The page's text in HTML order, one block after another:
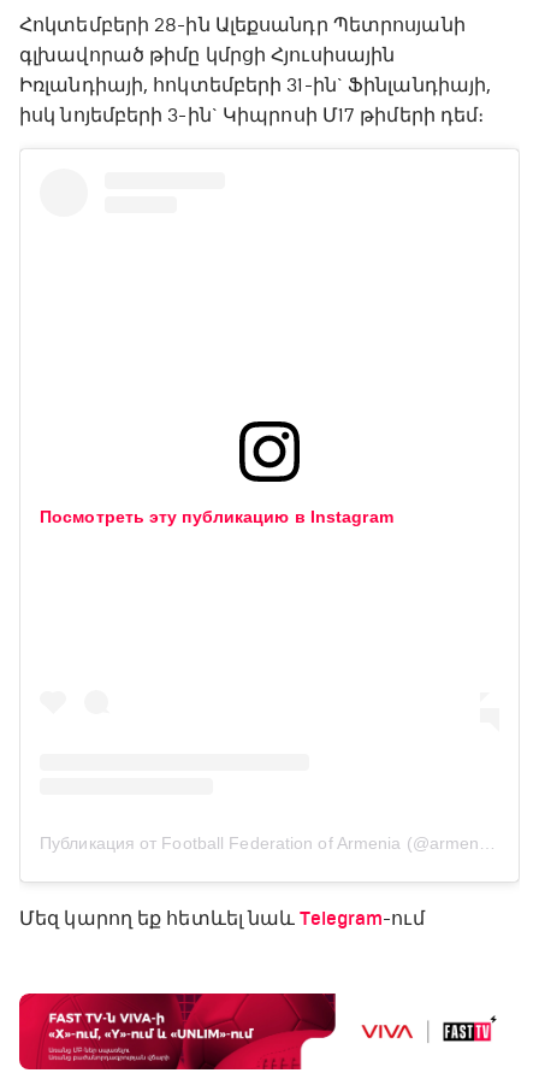
Հոկտեմբերի 28-ին Ալեքսանդր Պետրոսյանի
գլխավորած թիմը կմրցի Հյուսիսային
Իռլանդիայի, հոկտեմբերի 31-ին` Ֆինլանդիայի,
իսկ նոյեմբերի 3-ին` Կիպրոսի Մ17 թիմերի դեմ։
Посмотреть эту публикацию в Instagram
Մեզ կարող եք հետևել նաև Telegram-ում